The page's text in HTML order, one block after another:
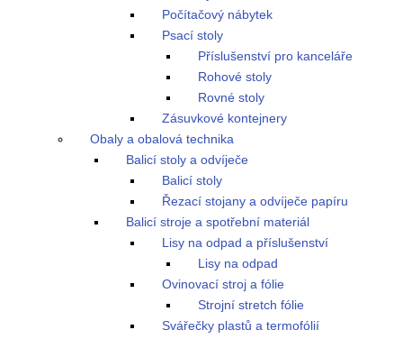
Počítačový nábytek
Psací stoly
Příslušenství pro kanceláře
Rohové stoly
Rovné stoly
Zásuvkové kontejnery
Obaly a obalová technika
Balicí stoly a odvíječe
Balicí stoly
Řezací stojany a odvíječe papíru
Balicí stroje a spotřební materiál
Lisy na odpad a příslušenství
Lisy na odpad
Ovinovací stroj a fólie
Strojní stretch fólie
Svářečky plastů a termofólií